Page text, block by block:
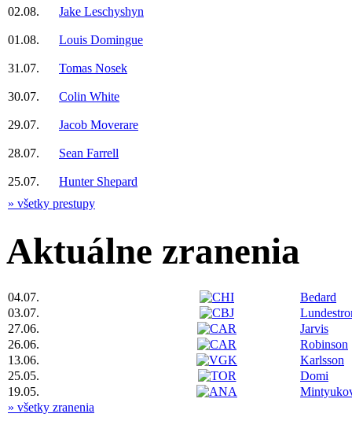
02.08. Jake Leschyshyn
01.08. Louis Domingue
31.07. Tomas Nosek
30.07. Colin White
29.07. Jacob Moverare
28.07. Sean Farrell
25.07.
Hunter Shepard
» všetky prestupy
Aktuálne zranenia
04.07.
Bedard
03.07.
27.06.
Jarvis
26.06.
Robinson
13.06.
Karlsson
25.05.
Domi
19.05.
» všetky zranenia